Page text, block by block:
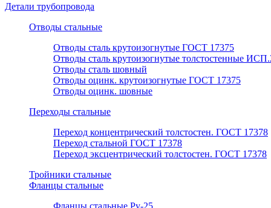
Детали трубопровода
Отводы стальные
Отводы сталь крутоизогнутые ГОСТ 17375
Отводы сталь крутоизогнутые толстостенные
Отводы сталь шовный
Отводы оцинк. крутоизогнутые ГОСТ 17375
Отводы оцинк. шовные
Переходы стальные
Переход концентрический толстостен. ГОСТ 17378
Переход стальной ГОСТ 17378
Переход эксцентрический толстостен. ГОСТ 17378
Тройники стальные
Фланцы стальные